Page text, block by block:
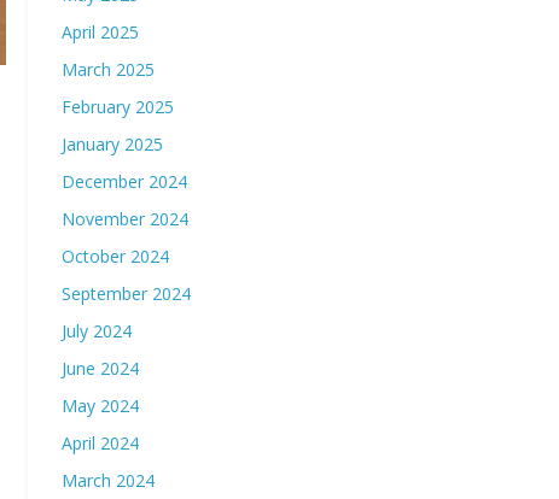
April 2025
March 2025
February 2025
January 2025
December 2024
November 2024
October 2024
September 2024
July 2024
June 2024
May 2024
April 2024
March 2024